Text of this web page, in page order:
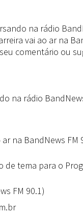
na rádio
vai ao ar na
seu comentário ou
na rádio
ar na BandNews
tema para o
FM 90.1)